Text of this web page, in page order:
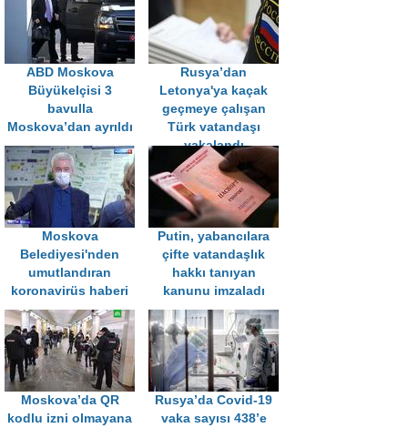
ABD Moskova
Büyükelçisi 3
bavulla
Moskova’dan ayrıldı
Rusya’dan
Letonya'ya kaçak
geçmeye çalışan
Türk vatandaşı
yakalandı
Moskova
Belediyesi'nden
umutlandıran
koronavirüs haberi
Putin, yabancılara
çifte vatandaşlık
hakkı tanıyan
kanunu imzaladı
Moskova’da QR
kodlu izni olmayana
Rusya’da Covid-19
vaka sayısı 438’e